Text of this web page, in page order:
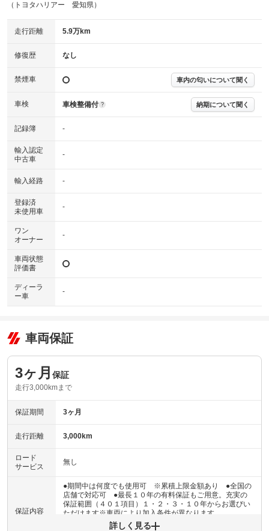
機関 主要機関に不具合はありません。
修復歴 詳細は鑑定書をご確認ください。
※グー鑑定は保証サービスではございません。購入時は必ず現車をご確認
※実際にお渡しするコンディションチェックシートにつきましては、形式
※グー鑑定の評価はあくまでも記載している鑑定日の鑑定結果となりま
す。車両情報等の詳細は各販売店へお問い合わせ下さい。
（トヨタハリアー 愛知県）
走行距離 5.9万km
修復歴 なし
禁煙車 車内の匂いについて聞く
車検 車検整備付 ? 納期について聞く
記録簿 -
輸入認定
中古車
-
輸入経路 -
登録済
未使用車
-
ワン
オーナー
-
車両状態
評価書
ディーラ
ー車
-
車両保証
3ヶ月 保証
走行3,000kmまで
保証期間 3ヶ月
走行距離 3,000km
ロード
サービス
無し
保証内容
●期間中は何度でも使用可 ※累積上限金額あり ●全国の
店舗で対応可 ●最長１０年の有料保証もご用意。充実の
保証範囲（４０１項目）１・２・３・１０年からお選びい
ただけます※車両により加入条件が異なります
詳しく見る